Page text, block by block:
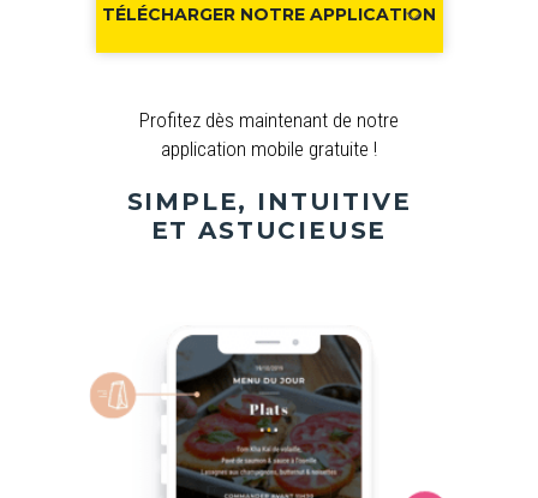
TÉLÉCHARGER NOTRE APPLICATION
Profitez dès maintenant de notre
application mobile gratuite !
SIMPLE, INTUITIVE
ET ASTUCIEUSE